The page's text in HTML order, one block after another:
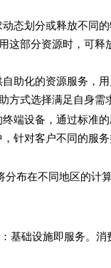
划分或释放不同的
这部分资源时，可
化的资源服务，用
方式选择满足自身需
设备，通过标准的
对客户不同的服务
在不同地区的计
础设施即服务。消